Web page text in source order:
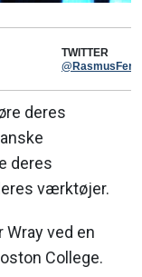
TWITTER
deres
deres
værktøjer.
ved en
College.